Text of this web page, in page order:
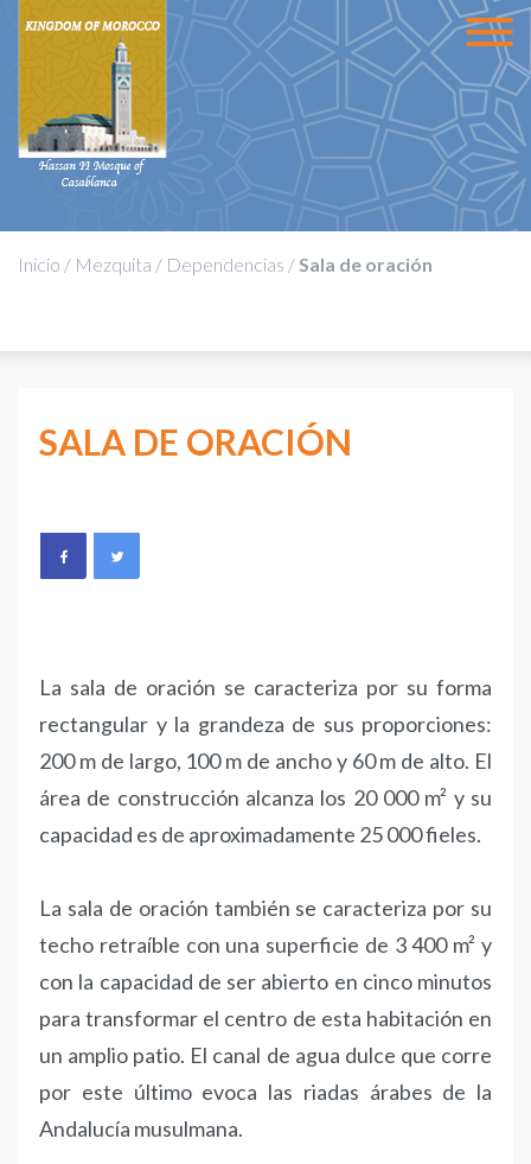
Inicio / Mezquita / Dependencias /Sala de oración
SALA DE ORACIÓN
La sala de oración se caracteriza por su forma
rectangular y la grandeza de sus proporciones:
200 m de largo, 100 m de ancho y 60 m de alto. El
área de construcción alcanza los 20 000 m² y su
capacidad es de aproximadamente 25 000 fieles.
La sala de oración también se caracteriza por su
techo retraíble con una superficie de 3 400 m² y
con la capacidad de ser abierto en cinco minutos
para transformar el centro de esta habitación en
un amplio patio. El canal de agua dulce que corre
por este último evoca las riadas árabes de la
Andalucía musulmana.